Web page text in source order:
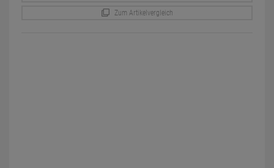
Zum Artikelvergleich